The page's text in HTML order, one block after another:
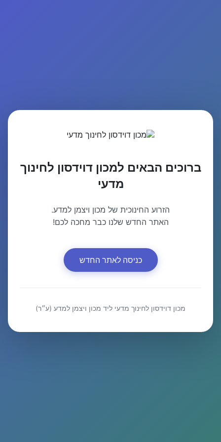
ברוכים הבאים למכון דוידסון לחינוך
מדעי
הזרוע החינוכית של מכון ויצמן למדע.
האתר החדש שלנו כבר מחכה לכם!
כניסה לאתר החדש
מכון דוידסון לחינוך מדעי ליד מכון ויצמן למדע (ע״ר)